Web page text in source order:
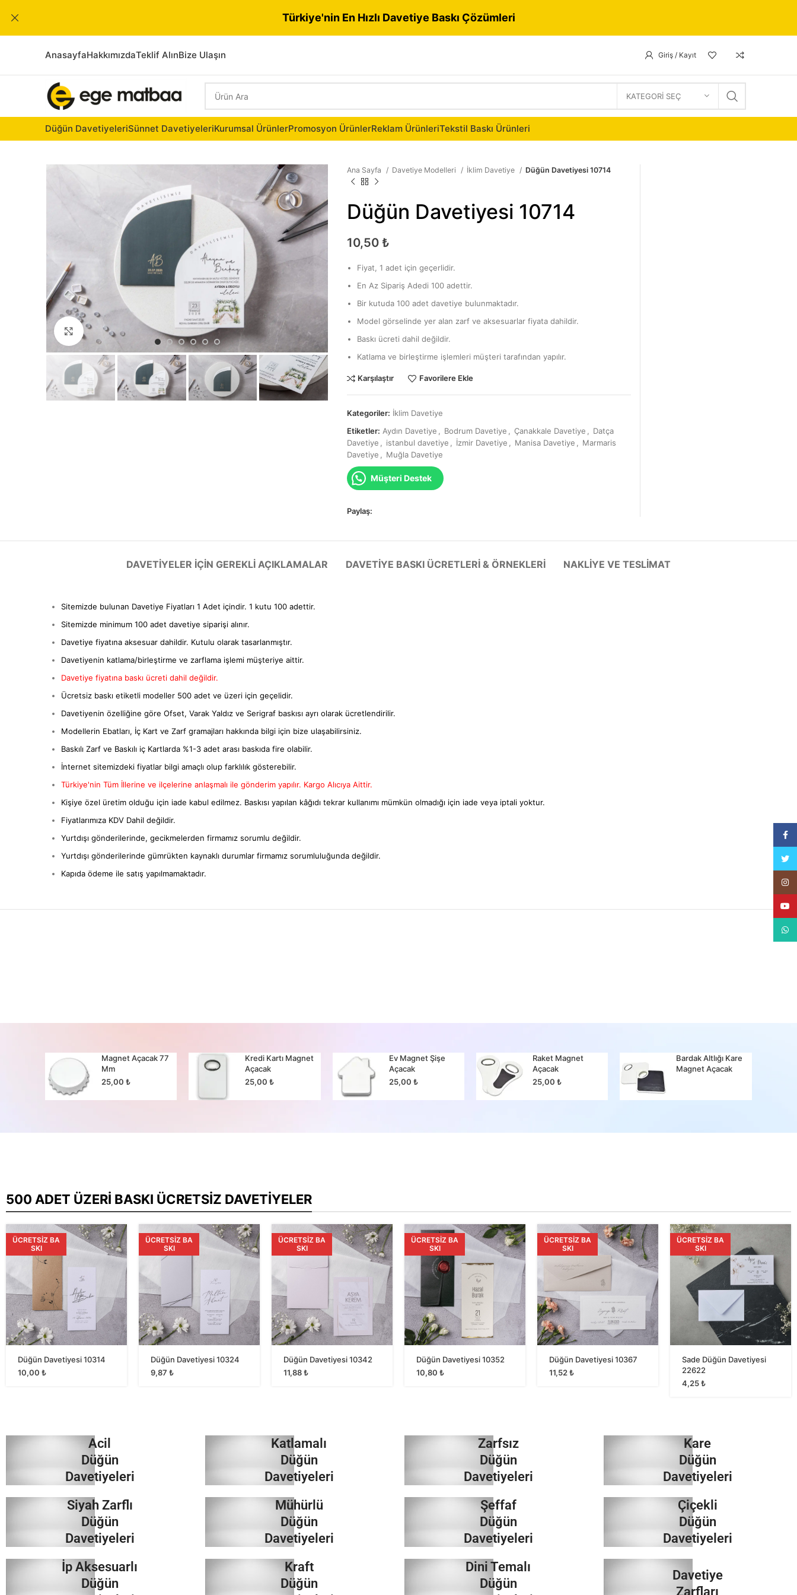
AnasayfaHakkımızdaTeklif AlınBize Ulaşın Giriş / Kayıt
KATEGORI SEÇ
Düğün DavetiyeleriSünnet DavetiyeleriKurumsal ÜrünlerPromosyon ÜrünlerReklam ÜrünleriTekstil Baskı Ürünleri
Büyütmek için tıklayın
Ana Sayfa Davetiye Modelleri İklim Davetiye Düğün Davetiyesi 10714
Düğün Davetiyesi 10714
10,50 ₺
Fiyat, 1 adet için geçerlidir.
En Az Sipariş Adedi 100 adettir.
Bir kutuda 100 adet davetiye bulunmaktadır.
Model görselinde yer alan zarf ve aksesuarlar fiyata dahildir.
Baskı ücreti dahil değildir.
Katlama ve birleştirme işlemleri müşteri tarafından yapılır.
Karşılaştır Favorilere Ekle
Kategoriler: İklim Davetiye
Etiketler: Aydın Davetiye Bodrum Davetiye Çanakkale Davetiye
Datça
Davetiye
istanbul davetiye İzmir Davetiye Manisa Davetiye
Marmaris
Davetiye
Muğla Davetiye
Müşteri Destek
Paylaş:
DAVETIYELER IÇIN GEREKLI AÇIKLAMALAR DAVETIYE BASKI ÜCRETLERI & ÖRNEKLERI NAKLIYE VE TESLIMAT
Sitemizde bulunan Davetiye Fiyatları 1 Adet içindir. 1 kutu 100 adettir.
Sitemizde minimum 100 adet davetiye siparişi alınır.
Davetiye fiyatına aksesuar dahildir. Kutulu olarak tasarlanmıştır.
Davetiyenin katlama/birleştirme ve zarflama işlemi müşteriye aittir.
Davetiye fiyatına baskı ücreti dahil değildir.
Ücretsiz baskı etiketli modeller 500 adet ve üzeri için geçelidir.
Davetiyenin özelliğine göre Ofset, Varak Yaldız ve Serigraf baskısı ayrı olarak ücretlendirilir.
Modellerin Ebatları, İç Kart ve Zarf gramajları hakkında bilgi için bize ulaşabilirsiniz.
Baskılı Zarf ve Baskılı iç Kartlarda %1-3 adet arası baskıda fire olabilir.
İnternet sitemizdeki fiyatlar bilgi amaçlı olup farklılık gösterebilir.
Türkiye'nin Tüm İllerine ve ilçelerine anlaşmalı ile gönderim yapılır. Kargo Alıcıya Aittir.
Kişiye özel üretim olduğu için iade kabul edilmez. Baskısı yapılan kâğıdı tekrar kullanımı mümkün olmadığı için iade veya iptali yoktur.
Fiyatlarımıza KDV Dahil değildir.
Yurtdışı gönderilerinde, gecikmelerden firmamız sorumlu değildir.
Yurtdışı gönderilerinde gümrükten kaynaklı durumlar firmamız sorumluluğunda değildir.
Kapıda ödeme ile satış yapılmamaktadır.
Magnet Açacak 77
Mm
25,00 ₺
Kredi Kartı Magnet
Açacak
25,00₺
Ev Magnet Şişe
Açacak
25,00 ₺
Raket Magnet
Açacak
25,00₺
Bardak Altlığı Kare
Magnet Açacak
500 ADET ÜZERI BASKI ÜCRETSIZ DAVETIYELER
ÜCRETSIZ BA
SKI
Düğün Davetiyesi 10314
10,00 ₺
ÜCRETSIZ BA
SKI
Düğün Davetiyesi 10324
9,87 ₺
ÜCRETSIZ BA
SKI
Düğün Davetiyesi 10342
11,88₺
ÜCRETSIZ BA
SKI
Düğün Davetiyesi 10352
10,80 ₺
ÜCRETSIZ BA
SKI
Düğün Davetiyesi 10367
11,52₺
ÜCRETSIZ BA
SKI
Sade Düğün Davetiyesi
22622
4,25₺
Acil
Düğün
Davetiyeleri
İncele
Siyah Zarflı
Düğün
Davetiyeleri
İncele
İp Aksesuarlı
Düğün
Katlamalı
Düğün
Davetiyeleri
İncele
Mühürlü
Düğün
Davetiyeleri
İncele
Kraft
Düğün
Zarfsız
Düğün
Davetiyeleri
İncele
Şeffaf
Düğün
Davetiyeleri
İncele
Dini Temalı
Düğün
Kare
Düğün
Davetiyeleri
İncele
Çiçekli
Düğün
Davetiyeleri
İncele
Davetiye
Zarfları
Türkiye'nin En Hızlı Davetiye Baskı Çözümleri